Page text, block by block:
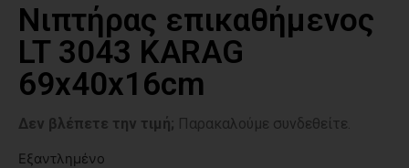
Νιπτήρας επικαθήμενος
LT 3043 KARAG
69x40x16cm
Δεν βλέπετε την τιμή; Παρακαλούμε συνδεθείτε.
Εξαντλημένο